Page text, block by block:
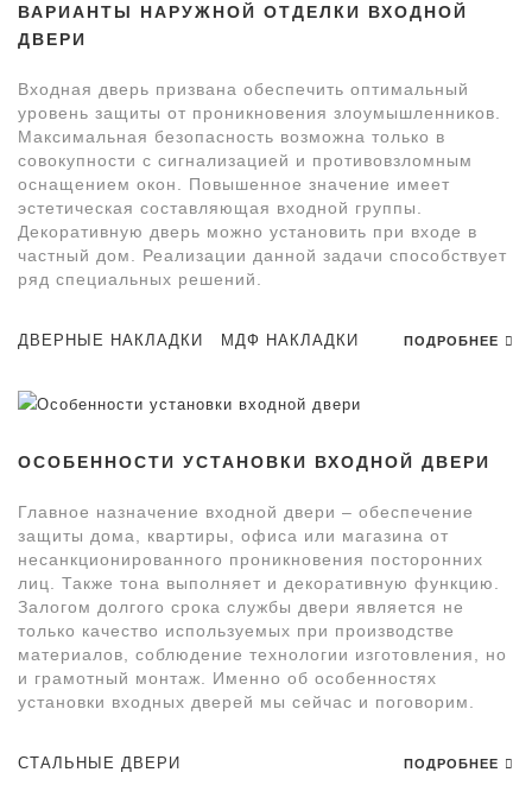
ВАРИАНТЫ НАРУЖНОЙ ОТДЕЛКИ ВХОДНОЙ
ДВЕРИ
Входная дверь призвана обеспечить оптимальный
уровень защиты от проникновения злоумышленников.
Максимальная безопасность возможна только в
совокупности с сигнализацией и противовзломным
оснащением окон. Повышенное значение имеет
эстетическая составляющая входной группы.
Декоративную дверь можно установить при входе в
частный дом. Реализации данной задачи способствует
ряд специальных решений.
ДВЕРНЫЕ НАКЛАДКИ МДФ НАКЛАДКИ ПОДРОБНЕЕ
ОСОБЕННОСТИ УСТАНОВКИ ВХОДНОЙ ДВЕРИ
Главное назначение входной двери – обеспечение
защиты дома, квартиры, офиса или магазина от
несанкционированного проникновения посторонних
лиц. Также тона выполняет и декоративную функцию.
Залогом долгого срока службы двери является не
только качество используемых при производстве
материалов, соблюдение технологии изготовления, но
и грамотный монтаж. Именно об особенностях
установки входных дверей мы сейчас и поговорим.
СТАЛЬНЫЕ ДВЕРИ ПОДРОБНЕЕ